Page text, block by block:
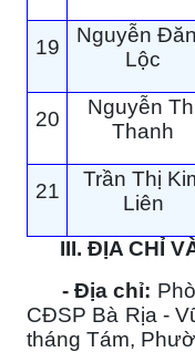
19
Nguyễn
Lộc
20
Nguyễn
Thanh
21
Trần Thị
Liên
III. ĐỊA CHỈ
- Địa chỉ:
CĐSP Bà Rịa -
tháng Tám,